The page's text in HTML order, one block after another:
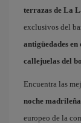
terrazas de La
exclusivos del
antigüedades
callejuelas del
Encuentra las
noche madrileña
europeo de la